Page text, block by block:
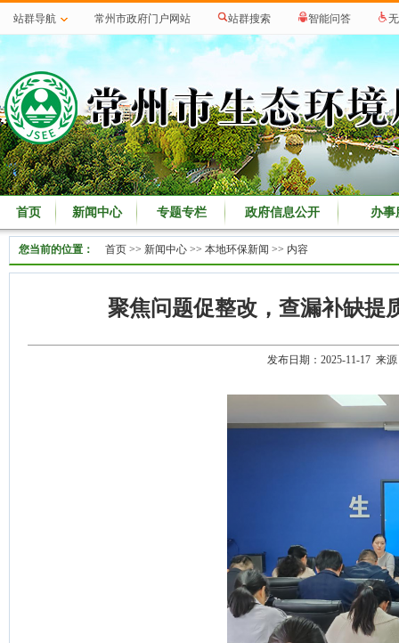
站群导航 常州市政府门户网站 站群搜索 智能问答
首页 新闻中心 专题专栏 政府信息公开 办事
您当前的位置： 首页 >> 新闻中心 >> 本地环保新闻 >> 内容
聚焦问题促整改，查漏补缺
发布日期：2025-11-17 来